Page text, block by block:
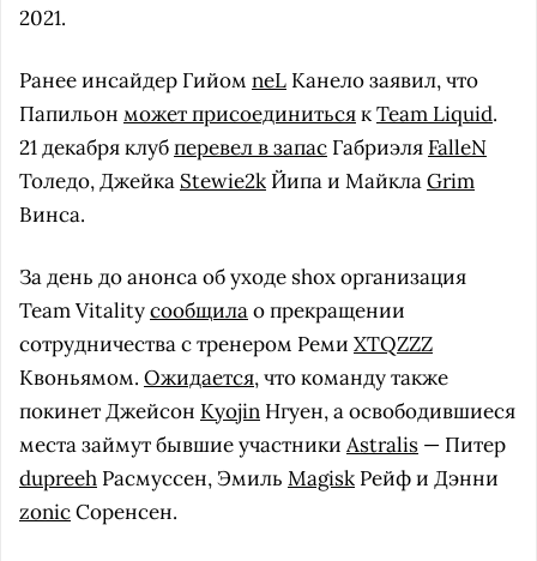
2021.
Ранее инсайдер Гийом neL Канело заявил, что
Папильон может присоединитьсякTeam Liquid.
21 декабря клубперевел в запас Габриэля FalleN
Толедо, Джейка Stewie2k Йипа и МайклаGrim
Винса.
За день до анонса об уходе shox организация
Team Vitalityсообщилао прекращении
сотрудничества с тренером Реми XTQZZZ
Квоньямом. Ожидается, что команду также
покинет Джейсон Kyojin Нгуен, а освободившиеся
места займут бывшие участники Astralis — Питер
dupreeh Расмуссен, Эмиль Magisk Рейф и Дэнни
zonicСоренсен.